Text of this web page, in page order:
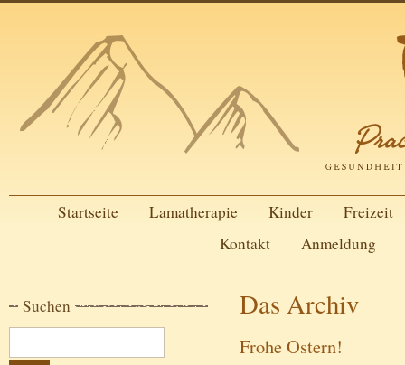
Startseite Lamatherapie Kinder
Freizeit
Kontakt
Anmeldung
Suchen Das Archiv
Frohe Ostern!